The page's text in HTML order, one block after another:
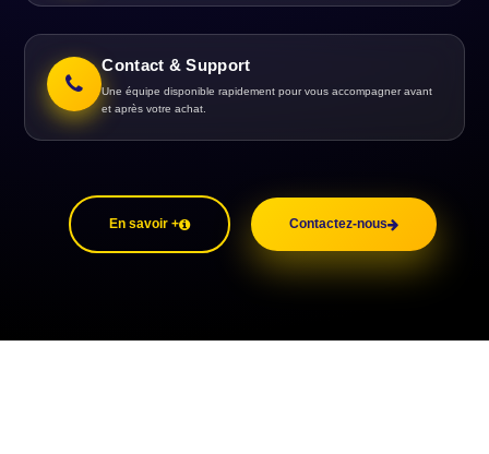
Contact & Support
Une équipe disponible rapidement pour vous accompagner avant
et après votre achat.
En savoir + Contactez-nous